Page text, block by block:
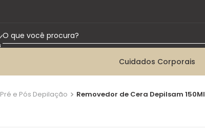
O que você procura?
2º
talco
Cuidados Corporais
Pré e Pós Depilação Removedor de Cera Depilsam 150Ml